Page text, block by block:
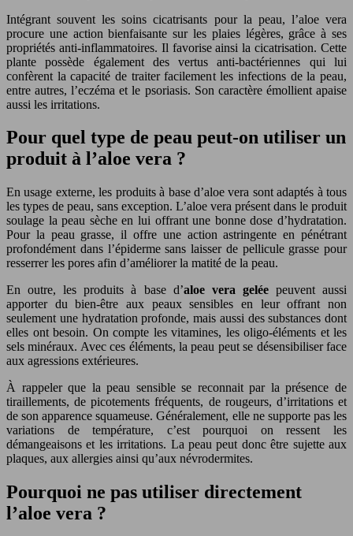
Intégrant souvent les soins cicatrisants pour la peau, l’aloe vera
procure une action bienfaisante sur les plaies légères, grâce à ses
propriétés anti-inflammatoires. Il favorise ainsi la cicatrisation. Cette
plante possède également des vertus anti-bactériennes qui lui
confèrent la capacité de traiter facilement les infections de la peau,
entre autres, l’eczéma et le psoriasis. Son caractère émollient apaise
aussi les irritations.
Pour quel type de peau peut-on utiliser un
produit à l’aloe vera ?
En usage externe, les produits à base d’aloe vera sont adaptés à tous
les types de peau, sans exception. L’aloe vera présent dans le produit
soulage la peau sèche en lui offrant une bonne dose d’hydratation.
Pour la peau grasse, il offre une action astringente en pénétrant
profondément dans l’épiderme sans laisser de pellicule grasse pour
resserrer les pores afin d’améliorer la matité de la peau.
En outre, les produits à base d’aloe vera gelée peuvent aussi
apporter du bien-être aux peaux sensibles en leur offrant non
seulement une hydratation profonde, mais aussi des substances dont
elles ont besoin. On compte les vitamines, les oligo-éléments et les
sels minéraux. Avec ces éléments, la peau peut se désensibiliser face
aux agressions extérieures.
À rappeler que la peau sensible se reconnait par la présence de
tiraillements, de picotements fréquents, de rougeurs, d’irritations et
de son apparence squameuse. Généralement, elle ne supporte pas les
variations de température, c’est pourquoi on ressent les
démangeaisons et les irritations. La peau peut donc être sujette aux
plaques, aux allergies ainsi qu’aux névrodermites.
Pourquoi ne pas utiliser directement
l’aloe vera ?